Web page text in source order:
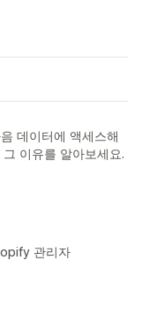
데이터에 액세스해
그 이유를 알아보세요.
관리자